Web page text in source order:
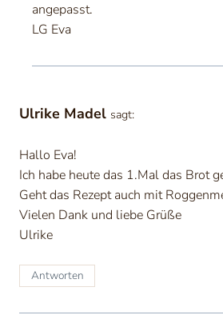
angepasst.
LG Eva
Ulrike Madel sagt:
Hallo Eva!
Ich habe heute das 1.Mal das Brot
Geht das Rezept auch mit
Vielen Dank und liebe Grüße
Ulrike
Antworten